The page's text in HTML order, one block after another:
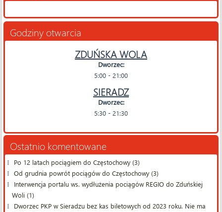
Godziny otwarcia
ZDUŃSKA WOLA
Dworzec:
5:00 - 21:00
SIERADZ
Dworzec:
5:30 - 21:30
Ostatnio komentowane
Po 12 latach pociągiem do Częstochowy (3)
Od grudnia powrót pociągów do Częstochowy (3)
Interwencja portalu ws. wydłużenia pociągów REGIO do Zduńskiej
Woli (1)
Dworzec PKP w Sieradzu bez kas biletowych od 2023 roku. Nie ma